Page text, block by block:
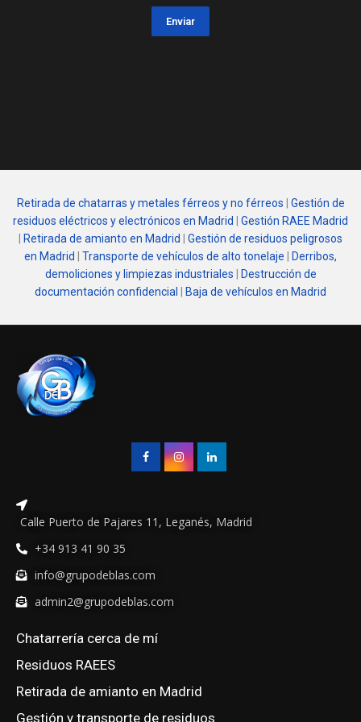
Enviar
Retirada de chatarras y metales férreos y no férreos
Gestión de
residuos eléctricos y electrónicos en Madrid
Gestión RAEE Madrid
Retirada de amianto en Madrid
Gestión de residuos peligrosos
en Madrid
Transporte de vehículos de alto tonelaje
Derribos,
demoliciones y limpiezas industriales
Destrucción de
documentación confidencial
Baja de vehículos en Madrid
Calle Puerto de Pajares 11, Leganés, Madrid
+34 913 41 90 35
info@grupodeblas.com
admin2@grupodeblas.com
Chatarrería cerca de mí
Residuos RAEES
Retirada de amianto en Madrid
Gestión y transporte de residuos